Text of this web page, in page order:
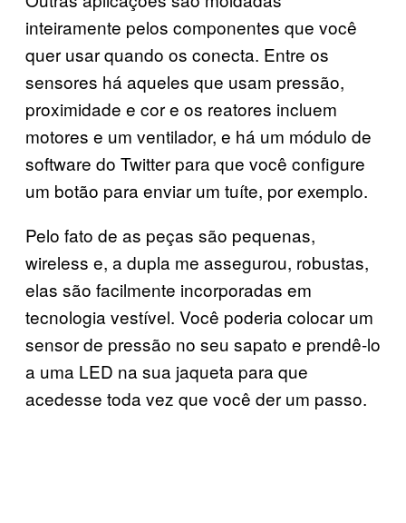
inteiramente pelos componentes que você
quer usar quando os conecta. Entre os
sensores há aqueles que usam pressão,
proximidade e cor e os reatores incluem
motores e um ventilador, e há um módulo de
software do Twitter para que você configure
um botão para enviar um tuíte, por exemplo.
Pelo fato de as peças são pequenas,
wireless e, a dupla me assegurou, robustas,
elas são facilmente incorporadas em
tecnologia vestível. Você poderia colocar um
sensor de pressão no seu sapato e prendê-lo
a uma LED na sua jaqueta para que
acedesse toda vez que você der um passo.